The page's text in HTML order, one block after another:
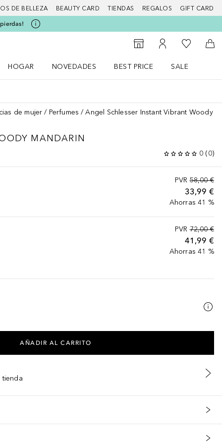
DE BELLEZA BEAUTY CARD TIENDAS REGALOS GIFT CARD
Al Storefinder
Mi cuenta
Mi lista de
A
HOGAR
NOVEDADES
BEST PRICE
SALE
de mujer Perfumes Angel Schlesser Instant Vibrant Woody
MANDARIN
0 (0)
PVR 58,00 €
33,99 €
Ahorras 41 %
PVR 72,00 €
41,99 €
Ahorras 41 %
AÑADIR AL CARRITO
tienda